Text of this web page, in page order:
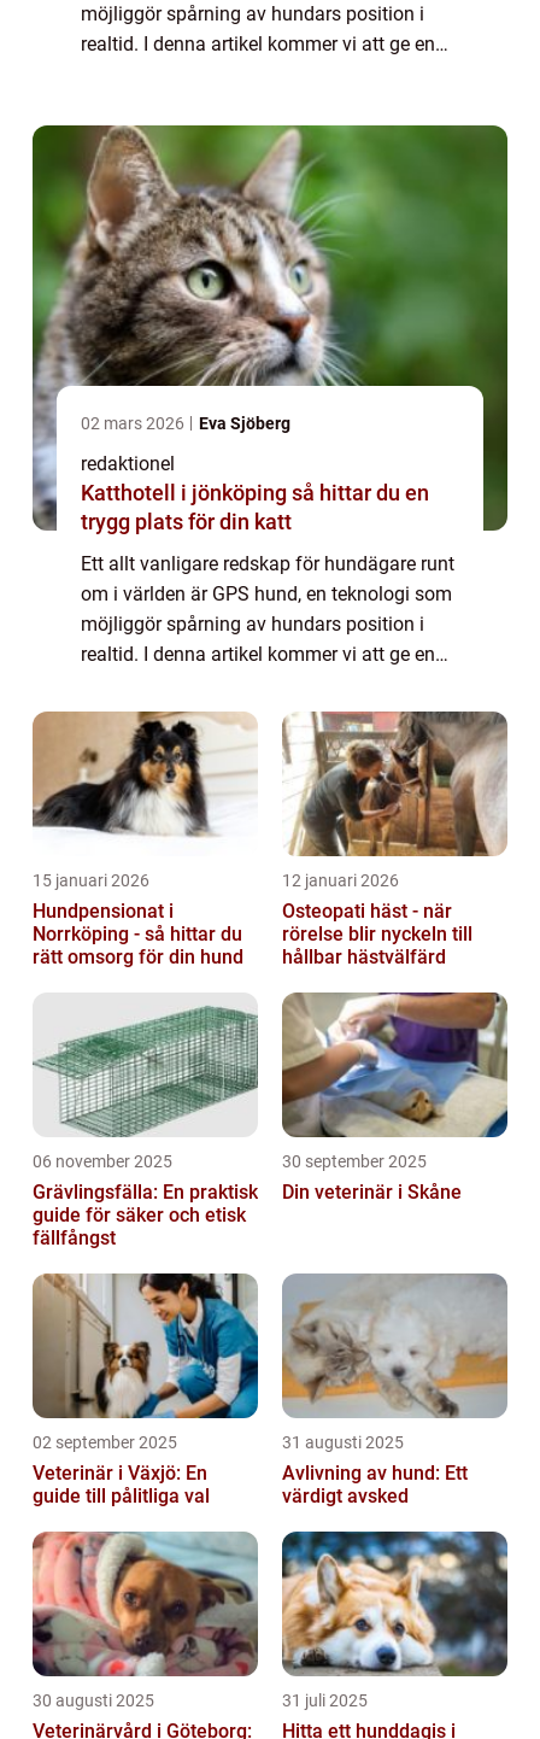
möjliggör spårning av hundars position i
realtid. I denna artikel kommer vi att ge en
02 mars 2026 Eva Sjöberg
redaktionel
Katthotell i jönköping så hittar du en
trygg plats för din katt
Ett allt vanligare redskap för hundägare runt
om i världen är GPS hund, en teknologi som
möjliggör spårning av hundars position i
realtid. I denna artikel kommer vi att ge en
inklusive vad det är, vilka typer som ...
15 januari 2026
Hundpensionat i
Norrköping - så hittar du
rätt omsorg för din hund
12 januari 2026
Osteopati häst - när
rörelse blir nyckeln till
hållbar hästvälfärd
06 november 2025
Grävlingsfälla: En praktisk
guide för säker och etisk
fällfångst
30 september 2025
Din veterinär i Skåne
02 september 2025
Veterinär i Växjö: En
guide till pålitliga val
31 augusti 2025
Avlivning av hund: Ett
värdigt avsked
30 augusti 2025
Veterinärvård i Göteborg:
31 juli 2025
Hitta ett hunddagis i